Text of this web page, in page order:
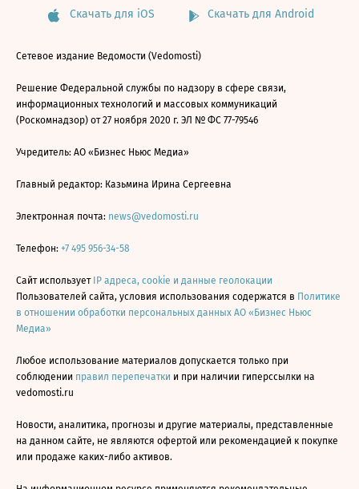
Скачать для iOS Скачать для Android
Сетевое издание Ведомости (Vedomosti)
Решение Федеральной службы по надзору в сфере связи,
информационных технологий и массовых коммуникаций
(Роскомнадзор) от 27 ноября 2020 г. ЭЛ № ФС 77-79546
Учредитель: АО «Бизнес Ньюс Медиа»
Главный редактор: Казьмина Ирина Сергеевна
Электронная почта: news@vedomosti.ru
Телефон: +7 495 956-34-58
Сайт использует IP адреса, cookie и данные геолокации
Пользователей сайта, условия использования содержатся в Политике
в отношении обработки персональных данных АО «Бизнес Ньюс
Медиа»
Любое использование материалов допускается только при
соблюдении правил перепечатки и при наличии гиперссылки на
vedomosti.ru
Новости, аналитика, прогнозы и другие материалы, представленные
на данном сайте, не являются офертой или рекомендацией к покупке
или продаже каких-либо активов.